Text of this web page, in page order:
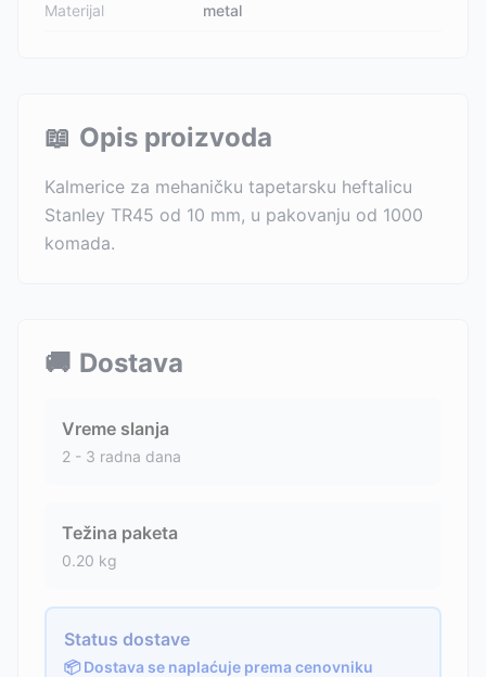
Materijal metal
📖 Opis proizvoda
Kalmerice za mehaničku tapetarsku heftalicu
Stanley TR45 od 10 mm, u pakovanju od 1000
komada.
🚚 Dostava
Vreme slanja
2 - 3 radna dana
Težina paketa
0.20 kg
Status dostave
📦 Dostava se naplaćuje prema cenovniku